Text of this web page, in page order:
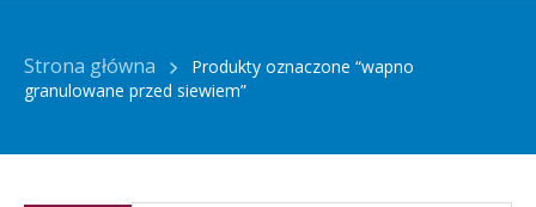
Strona główna
Produkty oznaczone “wapno
granulowane przed siewiem”